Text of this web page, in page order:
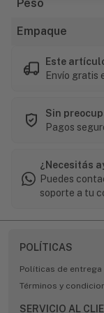
Peso
Empaque
Este
Envío gratis
Sin
Pagos
¿Necesitás
Puedes
soporte a tu
POLÍTICAS
Políticas de entrega
Términos y
SERVICIO AL